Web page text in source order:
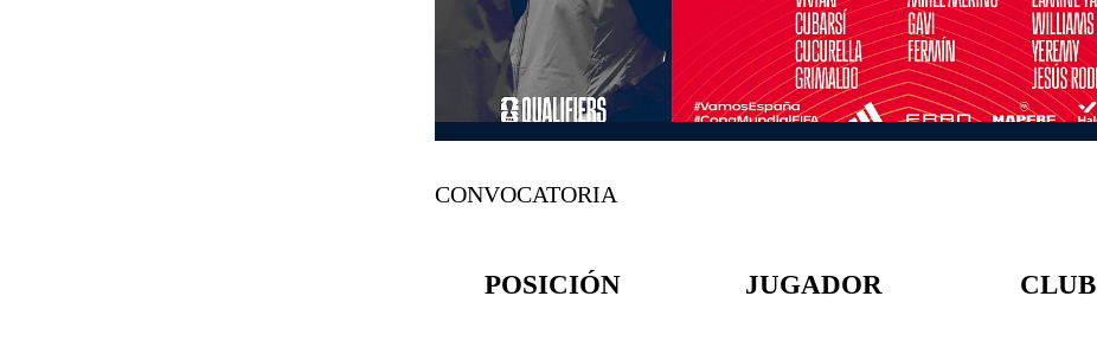
CONVOCATORIA
POSICIÓN JUGADOR CLUB